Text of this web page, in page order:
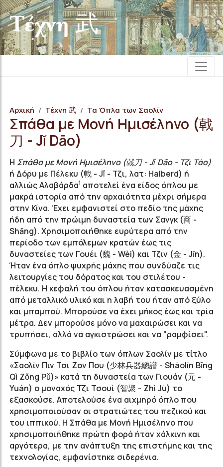
Τέχνη 武
Αρχική Τέχνη 武 Τα Όπλα των Σαολίν
Σπάθα με Μονή Ημισέληνο (戟
刀 - Jǐ Dāo)
Η Σπάθα με Μονή Ημισέληνο (戟刀 - Jǐ Dāo - Τζι Τάο)
ή Δόρυ με Πέλεκυ (戟 - Jǐ - Τζι, λατ: Halberd) ή
αλλιώς Αλαβάρδα1 αποτελεί ένα είδος όπλου με
μακρά ιστορία από την αρχαιότητα μέχρι σήμερα
στην Κίνα. Έχει εμφανιστεί στο πεδίο της μάχης
ήδη από την πρώιμη δυναστεία των Σανγκ (商 -
Shāng). Χρησιμοποιήθηκε ευρύτερα από την
περίοδο των εμπόλεμων κρατών έως τις
δυναστείες των Γουέι (魏 - Wèi) και Τζιν (金 - Jīn).
Ήταν ένα όπλο ψυχρής μάχης που συνδύαζε τις
λειτουργίες του δόρατος και του στιλέτου -
πέλεκυ. Η κεφαλή του όπλου ήταν κατασκευασμένη
από μεταλλικό υλικό και η λαβή του ήταν από ξύλο
και μπαμπού. Μπορούσε να έχει μήκος έως και τρία
μέτρα. Δεν μπορούσε μόνο να μαχαιρώσει και να
τρυπήσει, αλλά να αγκιστρώσει και να "ραμφίσει".
Σύμφωνα με το βιβλίο των όπλων Σαολίν με τίτλο
«Σαολίν Πιν Τσι Ζον Που (少林兵器總譜 - Shàolín Bīng
Qì Zǒng Pǔ)» κατά τη δυναστεία των Γιουάν (元 -
Yuán) ο μοναχός Τζι Τσουί (智聚 - Zhì Jù) το
εξασκούσε. Αποτελούσε ένα αιχμηρό όπλο που
χρησιμοποιούσαν οι στρατιώτες του πεζικού και
του ιππικού. Η Σπάθα με Μονή Ημισέληνο που
χρησιμοποιήθηκε πρώτη φορά ήταν χάλκινη και
αργότερα, με την ανάπτυξη της επιστήμης και της
τεχνολογίας, εμφανίστηκε σιδερένια.